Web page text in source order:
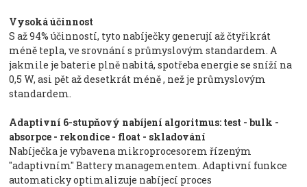
Vysoká účinnost
S až 94% účinností, tyto nabíječky generují až čtyřikrát
méně tepla, ve srovnání s průmyslovým standardem. A
jakmile je baterie plně nabitá, spotřeba energie se sníží na
0,5 W, asi pět až desetkrát méně , než je průmyslovým
standardem.
Adaptivní 6-stupňový nabíjení algoritmus: test - bulk -
absorpce - rekondice - float - skladování
Nabíječka je vybavena mikroprocesorem řízeným
"adaptivním" Battery managementem. Adaptivní funkce
automaticky optimalizuje nabíjecí proces